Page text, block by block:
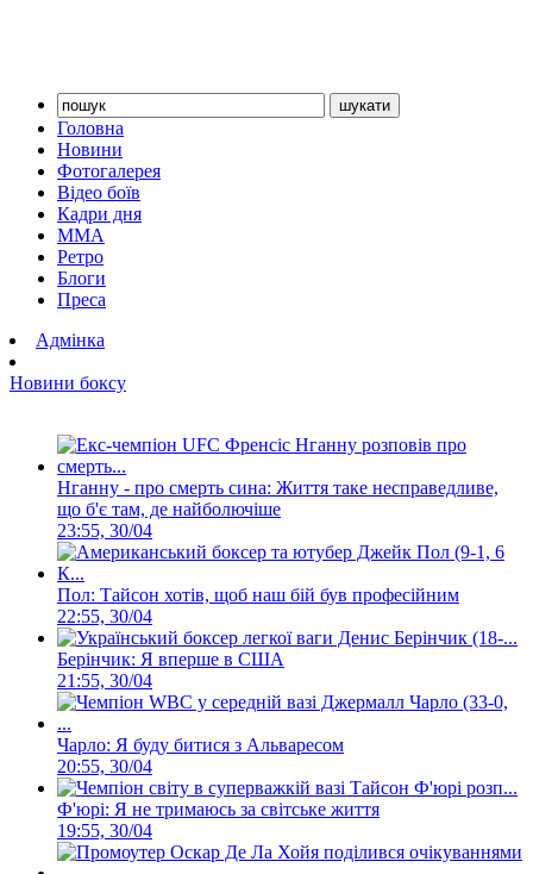
Головна
Новини
Фотогалерея
Відео боїв
Кадри дня
ММА
Ретро
Блоги
Преса
Адмінка
Новини боксу
Нганну - про смерть сина: Життя таке несправедливе,
що б'є там, де найболючіше
23:55, 30/04
Пол: Тайсон хотів, щоб наш бій був професійним
22:55, 30/04
Берінчик: Я вперше в США
21:55, 30/04
Чарло: Я буду битися з Альваресом
20:55, 30/04
Ф'юрі: Я не тримаюсь за світське життя
19:55, 30/04